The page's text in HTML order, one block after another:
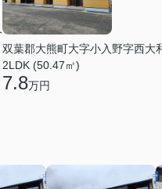
双葉郡大熊町大字小入野字西大
2LDK (50.47㎡)
7.8万円